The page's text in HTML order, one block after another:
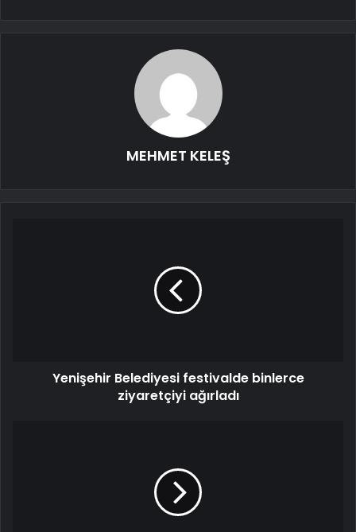
MEHMET KELEŞ
Yenişehir Belediyesi festivalde binlerce
ziyaretçiyi ağırladı